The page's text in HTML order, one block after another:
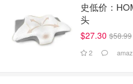
史低价：
头
$27.30 $58.99
2